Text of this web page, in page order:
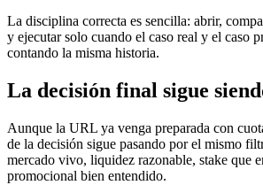
La disciplina correcta es sencilla: abrir,
y ejecutar solo cuando el caso real y el caso
contando la misma historia.
La decisión final sigue
Aunque la URL ya venga preparada con
de la decisión sigue pasando por el mismo
mercado vivo, liquidez razonable, stake que
promocional bien entendido.